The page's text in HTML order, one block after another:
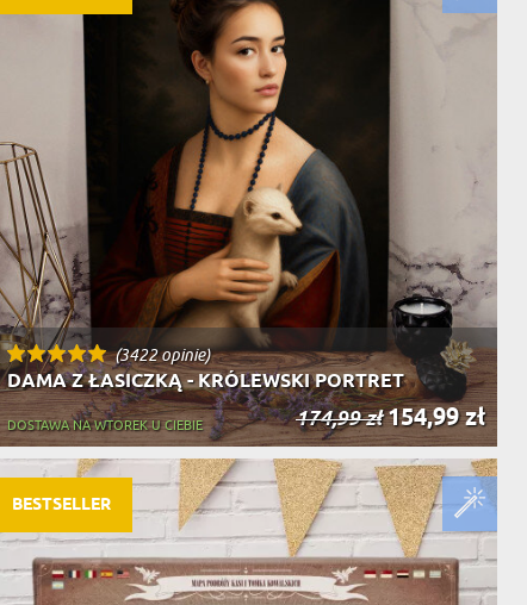
(3422 opinie)
DAMA Z ŁASICZKĄ - KRÓLEWSKI PORTRET
174,99 zł154,99 zł
DOSTAWA NA WTOREK U CIEBIE
BESTSELLER